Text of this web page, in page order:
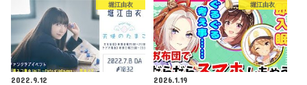
堀江由衣
2022.9.12
堀江由衣
2026.1.19